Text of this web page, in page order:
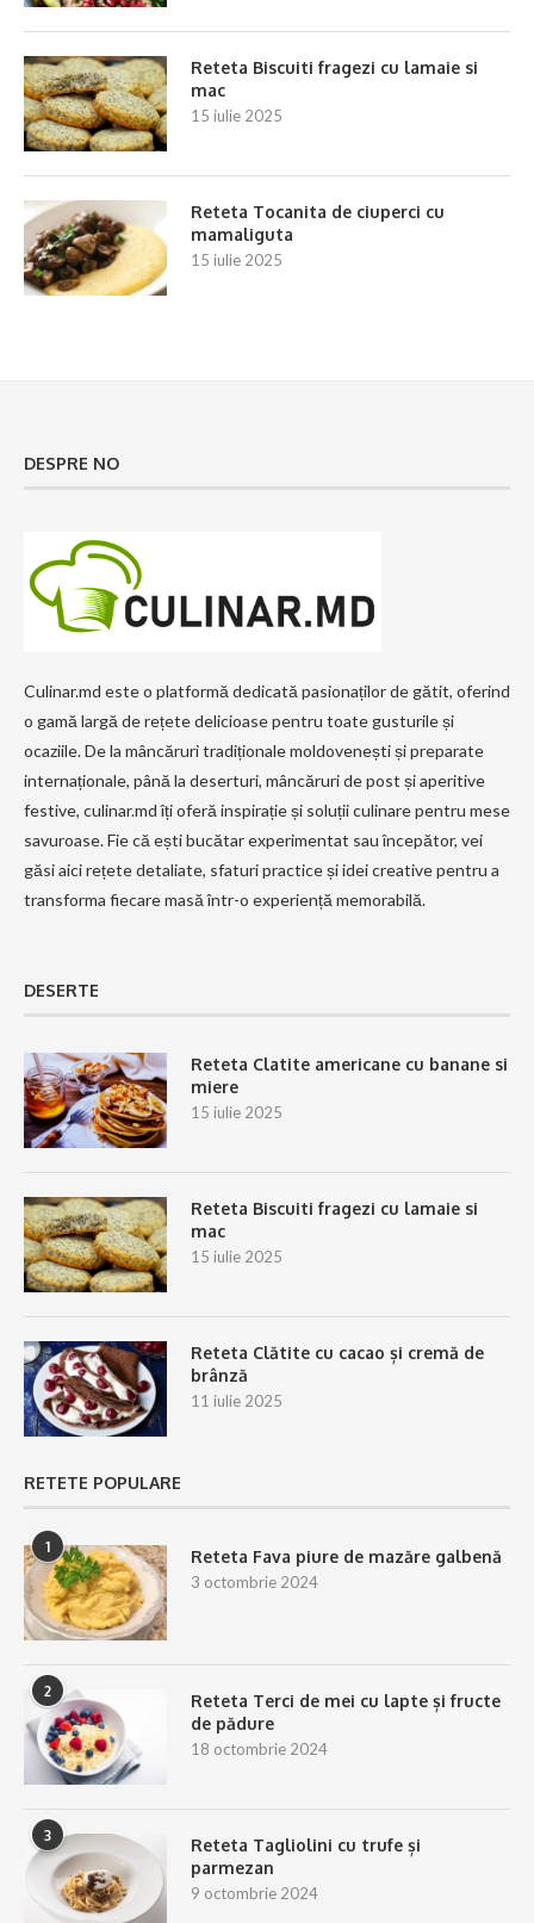
Reteta Biscuiti fragezi cu lamaie si
mac
15 iulie 2025
Reteta Tocanita de ciuperci cu
mamaliguta
15 iulie 2025
DESPRE NO
Culinar.md este o platformă dedicată pasionaților de gătit, oferind
o gamă largă de rețete delicioase pentru toate gusturile și
ocaziile. De la mâncăruri tradiționale moldovenești și preparate
internaționale, până la deserturi, mâncăruri de post și aperitive
festive, culinar.md îți oferă inspirație și soluții culinare pentru mese
savuroase. Fie că ești bucătar experimentat sau începător, vei
găsi aici rețete detaliate, sfaturi practice și idei creative pentru a
transforma fiecare masă într-o experiență memorabilă.
DESERTE
Reteta Clatite americane cu banane si
miere
15 iulie 2025
Reteta Biscuiti fragezi cu lamaie si
mac
15 iulie 2025
Reteta Clătite cu cacao și cremă de
brânză
11 iulie 2025
RETETE POPULARE
1
Reteta Fava piure de mazăre galbenă
3 octombrie 2024
2
Reteta Terci de mei cu lapte și fructe
de pădure
18 octombrie 2024
3
Reteta Tagliolini cu trufe și
parmezan
9 octombrie 2024